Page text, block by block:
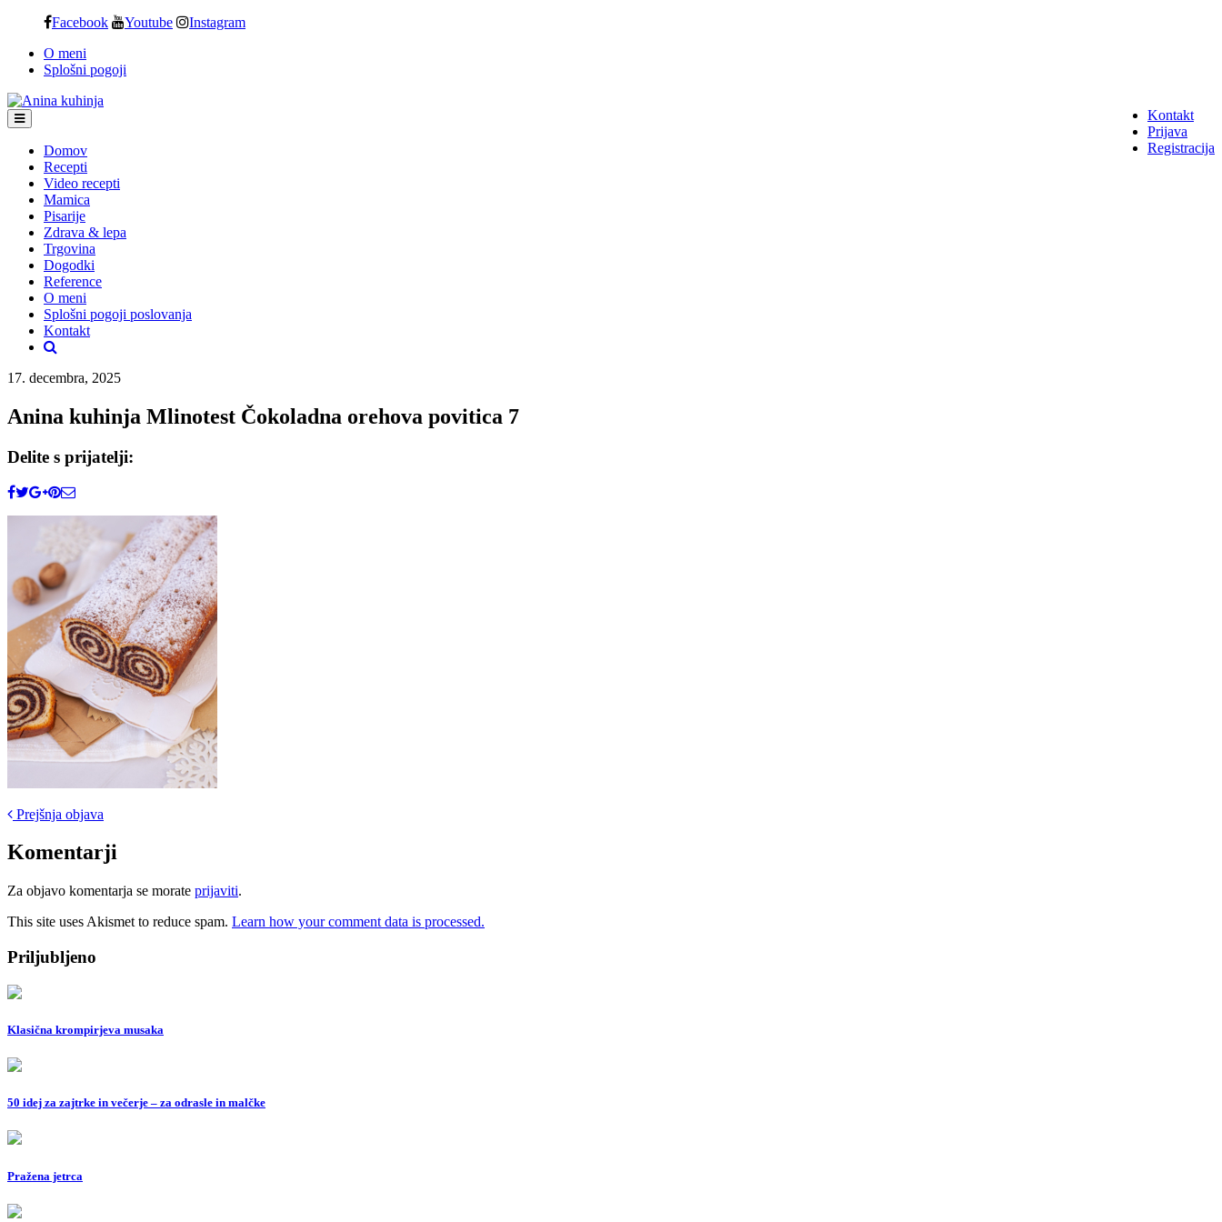
content
Facebook Youtube Instagram
O meni
Splošni pogoji
Kontakt
Prijava
Registracija
Domov
Recepti
Video recepti
Mamica
Pisarije
Zdrava & lepa
Trgovina
Dogodki
Reference
O meni
Splošni pogoji poslovanja
Kontakt
17. decembra, 2025
Anina kuhinja Mlinotest Čokoladna orehova povitica 7
Delite s prijatelji:
Post
navigation
Prejšnja objava
Komentarji
Za objavo komentarja se morate prijaviti.
This site uses Akismet to reduce spam. Learn how your comment data is processed.
Priljubljeno
Klasična krompirjeva musaka
50 idej za zajtrke in večerje – za odrasle in malčke
Pražena jetrca